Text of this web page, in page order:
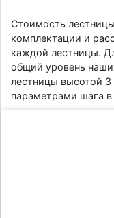
Стоимость
комплектации и
каждой лестницы.
общий уровень
лестницы высотой
параметрами шага